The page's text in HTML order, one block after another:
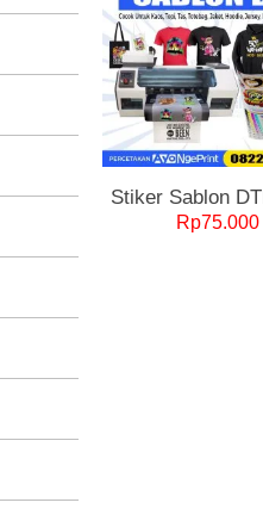
Stiker Sablon
Rp75.000